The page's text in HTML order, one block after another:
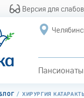
Версия для
Пансионаты
ХИРУРГИЯ